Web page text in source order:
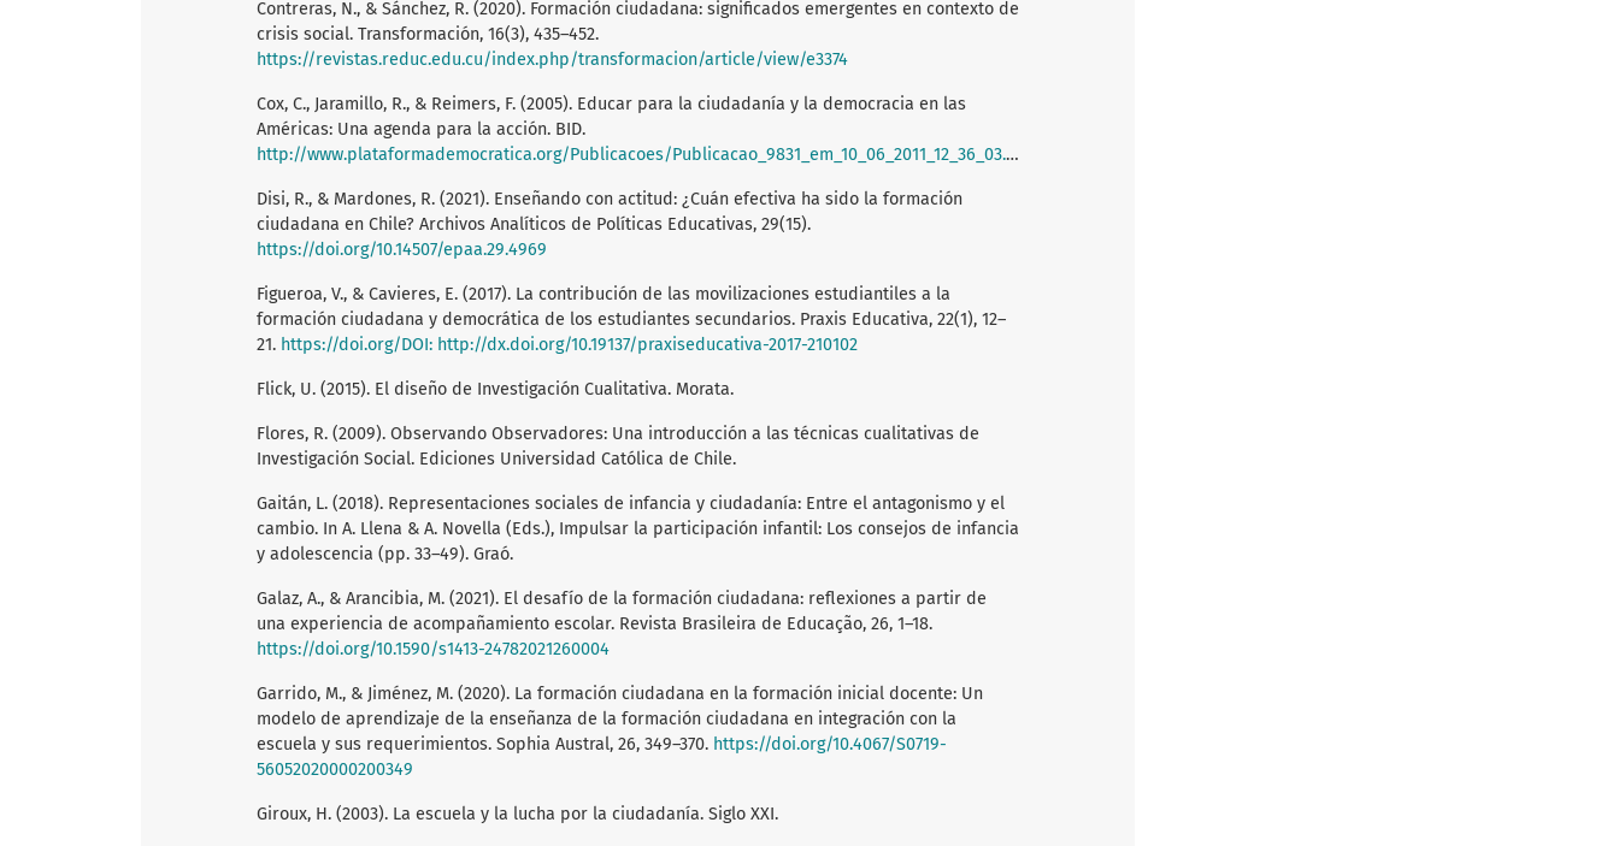
Contreras, N., & Sánchez, R. (2020). Formación ciudadana: significados emergentes en contexto de
crisis social. Transformación, 16(3), 435–452.
https://revistas.reduc.edu.cu/index.php/transformacion/article/view/e3374
Cox, C., Jaramillo, R., & Reimers, F. (2005). Educar para la ciudadanía y la democracia en las
Américas: Una agenda para la acción. BID.
http://www.plataformademocratica.org/Publicacoes/Publicacao_9831_em_10_06_2011_12_36_03.pdf
Disi, R., & Mardones, R. (2021). Enseñando con actitud: ¿Cuán efectiva ha sido la formación
ciudadana en Chile? Archivos Analíticos de Políticas Educativas, 29(15).
https://doi.org/10.14507/epaa.29.4969
Figueroa, V., & Cavieres, E. (2017). La contribución de las movilizaciones estudiantiles a la
formación ciudadana y democrática de los estudiantes secundarios. Praxis Educativa, 22(1), 12–
21. https://doi.org/DOI: http://dx.doi.org/10.19137/praxiseducativa-2017-210102
Flick, U. (2015). El diseño de Investigación Cualitativa. Morata.
Flores, R. (2009). Observando Observadores: Una introducción a las técnicas cualitativas de
Investigación Social. Ediciones Universidad Católica de Chile.
Gaitán, L. (2018). Representaciones sociales de infancia y ciudadanía: Entre el antagonismo y el
cambio. In A. Llena & A. Novella (Eds.), Impulsar la participación infantil: Los consejos de infancia
y adolescencia (pp. 33–49). Graó.
Galaz, A., & Arancibia, M. (2021). El desafío de la formación ciudadana: reflexiones a partir de
una experiencia de acompañamiento escolar. Revista Brasileira de Educação, 26, 1–18.
https://doi.org/10.1590/s1413-24782021260004
Garrido, M., & Jiménez, M. (2020). La formación ciudadana en la formación inicial docente: Un
modelo de aprendizaje de la enseñanza de la formación ciudadana en integración con la
escuela y sus requerimientos. Sophia Austral, 26, 349–370. https://doi.org/10.4067/S0719-
56052020000200349
Giroux, H. (2003). La escuela y la lucha por la ciudadanía. Siglo XXI.